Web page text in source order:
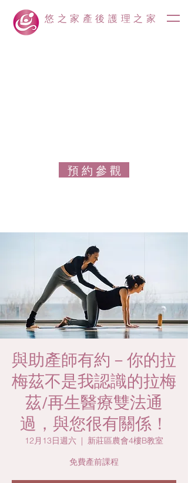
悠之家產後護理之家
預 約 參 觀
與助產師有約－你的拉
梅茲不是我認識的拉梅
茲/再生醫療雙法通
過，與您很有關係！
12月13日週六
  |
新莊區農會4樓B教室
免費產前課程